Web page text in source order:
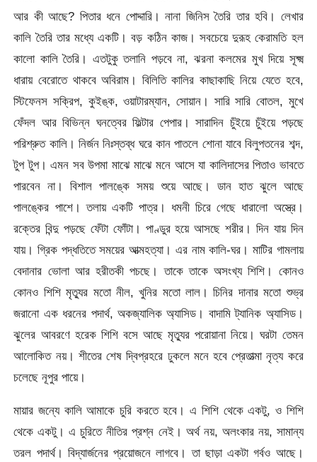
আর কী আছে? পিতার ধনে পোদ্দারি। নানা জিনিস তৈরি তার হবি। লেখার
কালি তৈরি তার মধ্যে একটি। বড় কঠিন কাজ। সবচেয়ে দুরূহ কেরামতি হল
কালো কালি তৈরি। এতটুকু তলানি পড়বে না, ঝরনা কলমের মুখ দিয়ে সূক্ষ্ম
ধারায় বেরোতে থাকবে অবিরাম। বিলিতি কালির কাছাকাছি নিয়ে যেতে হবে,
স্টিফেনস সক্রিপ, কুইঙ্ক, ওয়াটারম্যান, সোয়ান। সারি সারি বোতল, মুখে
ফেঁদল আর বিভিন্ন ঘনত্বের ফিল্টার পেপার। সারাদিন চুঁইয়ে চুঁইয়ে পড়ছে
পরিশ্রুত কালি। নির্জন নিঃস্তব্ধ ঘরে কান পাতলে শোনা যাবে বিলুপতনের শব্দ,
টুপ টুপ। এমন সব উপমা মাঝে মাঝে মনে আসে যা কালিদাসের পিতাও ভাবতে
পারবেন না। বিশাল পালঙ্কে সময় শুয়ে আছে। ডান হাত ঝুলে আছে
পালঙ্কের পাশে। তলায় একটি পাত্র। ধমনী চিরে গেছে ধারালো অস্ত্রে।
রক্তের বিন্দু পড়ছে ফেঁটা ফোঁটা। পাণ্ডুর হয়ে আসছে শরীর। দিন যায় দিন
যায়। গ্রিক পদ্ধতিতে সময়ের আত্মহত্যা। এর নাম কালি-ঘর। মাটির গামলায়
বেদানার ভোলা আর হরীতকী পচছে। তাকে তাকে অসংখ্য শিশি। কোনও
কোনও শিশি মৃত্যুর মতো নীল, খুনির মতো লাল। চিনির দানার মতো শুভ্র
জরানো এক ধরনের পদার্থ, অকজ্যালিক অ্যাসিড। বাদামি ট্যানিক অ্যাসিড।
ঝুলের আবরণে হরেক শিশি বসে আছে মৃত্যুর পরোয়ানা নিয়ে। ঘরটা তেমন
আলোকিত নয়। শীতের শেষ দ্বিপ্রহরে ঢুকলে মনে হবে প্রেতাত্মা নৃত্য করে
চলেছে নূপুর পায়ে।
মায়ার জন্যে কালি আমাকে চুরি করতে হবে। এ শিশি থেকে একটু, ও শিশি
থেকে একটু। এ চুরিতে নীতির প্রশ্ন নেই। অর্থ নয়, অলংকার নয়, সামান্য
তরল পদার্থ। বিদ্যার্জনের প্রয়োজনে লাগবে। তা ছাড়া একটা গর্বও আছে।